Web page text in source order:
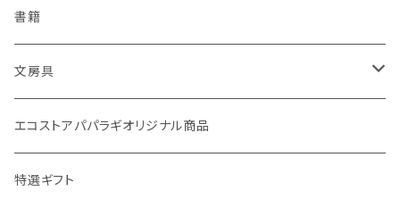
Ecoffee Cup（環境にやさしい竹素材）
stojo(折り畳めて何度でも使用できるコーヒーカップ)
オリーブウッド カッティングボード
調理用品
分づき米（1回購入）
国産シャンプーバー・コンディショナーバー
アメニティー・バス用品
天然素材のブラシ、掃除道具
生理用品
虫除けグッズ
書籍
文房具
バナナペーパーグッズ
天然素材の消しゴム
エコストアパパラギオリジナル商品
特選ギフト